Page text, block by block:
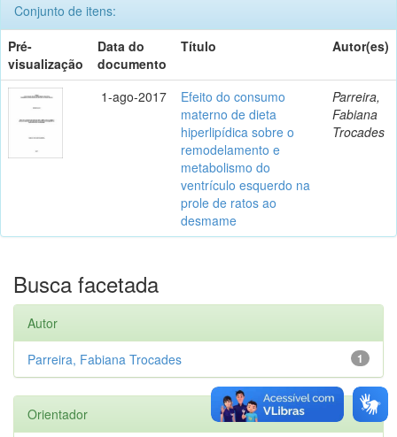
Conjunto de itens:
Pré-
visualização
Data do
documento
Título Autor(es)
1-ago-2017
Efeito do consumo
materno de dieta
hiperlipídica sobre o
remodelamento e
metabolismo do
ventrículo esquerdo na
prole de ratos ao
desmame
Parreira,
Fabiana
Trocades
Busca facetada
Autor
1
Parreira, Fabiana Trocades
Orientador